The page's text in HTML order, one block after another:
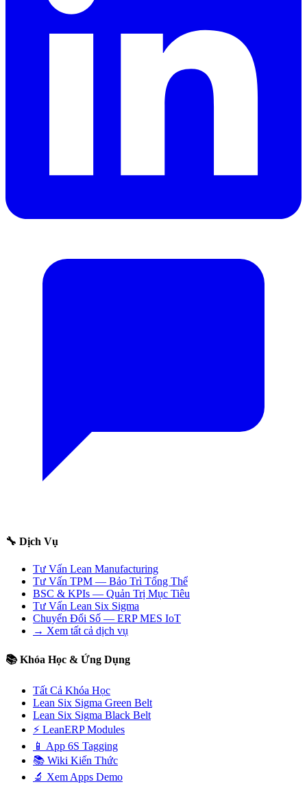
🔧 Dịch Vụ
Tư Vấn Lean Manufacturing
Tư Vấn TPM — Bảo Trì Tổng Thể
BSC & KPIs — Quản Trị Mục Tiêu
Tư Vấn Lean Six Sigma
Chuyển Đổi Số — ERP MES IoT
→ Xem tất cả dịch vụ
📚 Khóa Học & Ứng Dụng
Tất Cả Khóa Học
Lean Six Sigma Green Belt
Lean Six Sigma Black Belt
⚡ LeanERP Modules
📱 App 6S Tagging
📚 Wiki Kiến Thức
🔬 Xem Apps Demo